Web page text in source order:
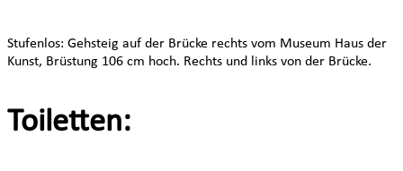
Stufenlos: Gehsteig auf der Brücke rechts vom Museum Haus der
Kunst, Brüstung 106 cm hoch. Rechts und links von der Brücke.
Toiletten: